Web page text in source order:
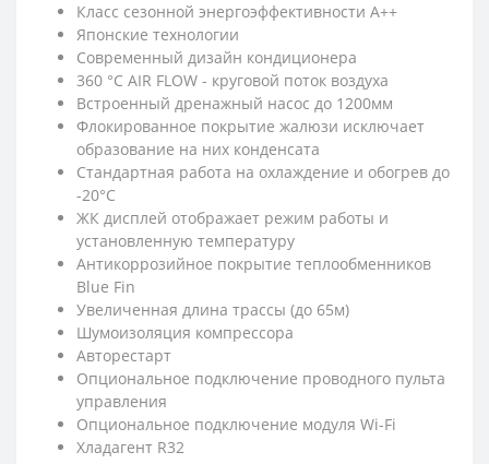
Класс сезонной энергоэффективности А++
Японские технологии
Современный дизайн кондиционера
360 °С AIR FLOW - круговой поток воздуха
Встроенный дренажный насос до 1200мм
Флокированное покрытие жалюзи исключает
образование на них конденсата
Стандартная работа на охлаждение и обогрев до
-20°С
ЖК дисплей отображает режим работы и
установленную температуру
Антикоррозийное покрытие теплообменников
Blue Fin
Увеличенная длина трассы (до 65м)
Шумоизоляция компрессора
Авторестарт
Опциональное подключение проводного пульта
управления
Опциональное подключение модуля Wi-Fi
Хладагент R32